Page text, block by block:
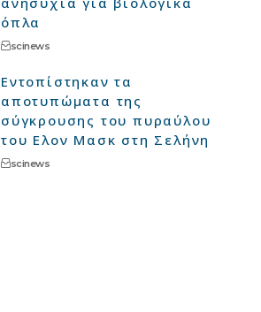
όπλα
scinews
Εντοπίστηκαν τα
αποτυπώματα της
σύγκρουσης του πυραύλου
του Ελον Μασκ στη Σελήνη
scinews